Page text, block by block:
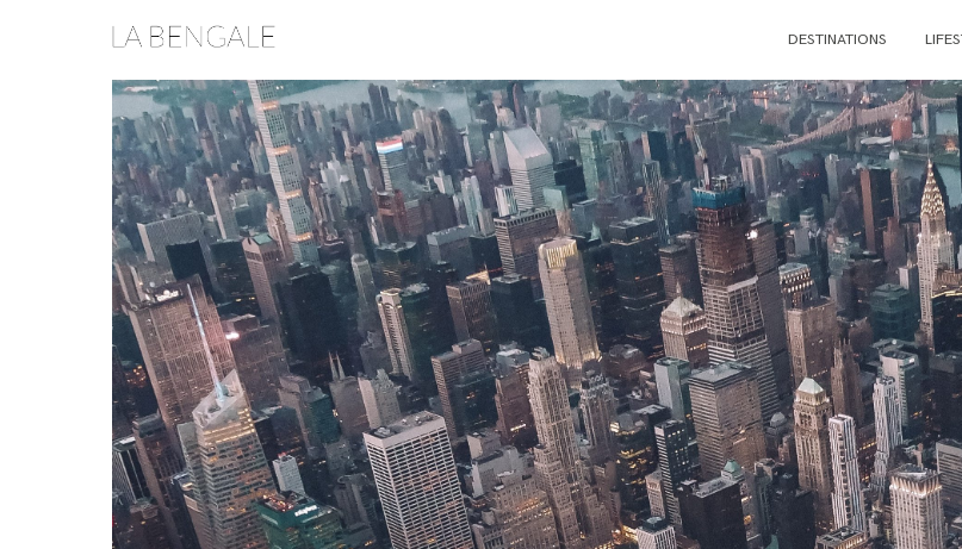
DESTINATIONS